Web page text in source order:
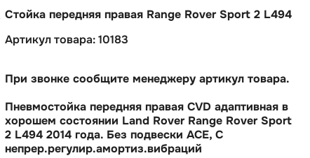
Стойка передняя правая Range Rover Sport 2 L494
Артикул товара: 10183
При звонке сообщите менеджеру артикул товара.
Пневмостойка передняя правая CVD адаптивная
хорошем состоянии Land Rover Range Rover Sport
2 L494 2014 года. Без подвески ACE, С
непрер.регулир.амортиз.вибраций